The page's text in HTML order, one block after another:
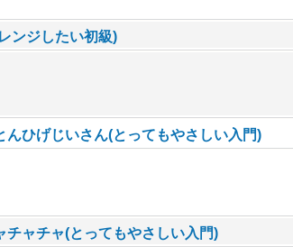
ンジしたい初級)
んひげじいさん(とってもやさしい入門)
チャチャ(とってもやさしい入門)